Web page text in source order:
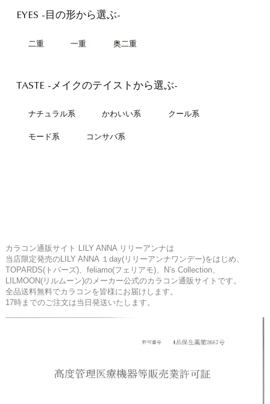
EYES -目の形から選ぶ-
二重 一重 奥二重
TASTE -メイクのテイストから選ぶ-
ナチュラル系 かわいい系 クール系
モード系 コンサバ系
カラコン通販サイト LILY ANNA リリーアンナは
当店限定発売のLILY ANNA １day(リリーアンナワンデー)をはじめ、
TOPARDS(トパーズ)、feliamo(フェリアモ)、N’s Collection、
LILMOON(リルムーン)のメーカー公式のカラコン通販サイトです。
全品送料無料でカラコンを皆様にお届けします。
17時までのご注文は当日発送いたします。